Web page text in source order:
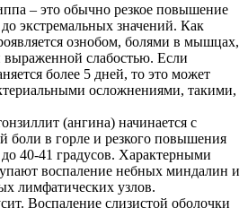
– это обычно резкое повышение
экстремальных значений. Как
ознобом, болями в мышцах,
слабостью. Если
более 5 дней, то это может
осложнениями, такими,
(ангина) начинается с
боли в горле и резкого повышения
40-41 градусов. Характерными
воспаление небных миндалин и
лимфатических узлов.
Воспаление слизистой оболочки